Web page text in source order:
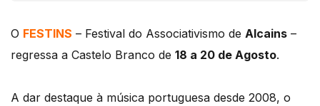
O FESTINS – Festival do Associativismo de Alcains –
regressa a Castelo Branco de 18 a 20 de Agosto.
A dar destaque à música portuguesa desde 2008, o